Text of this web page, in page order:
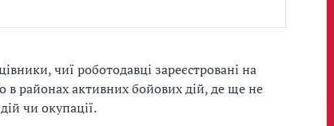
чиї роботодавці зареєстровані на
в районах активних бойових дій, де ще не
чи окупації.